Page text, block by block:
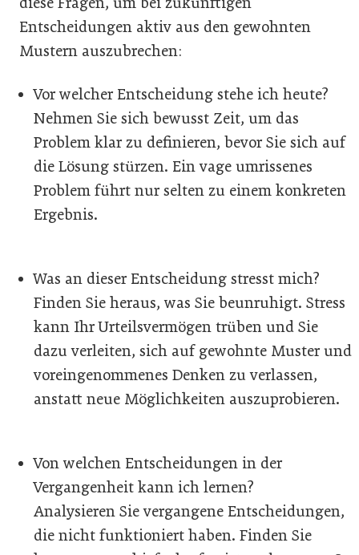
Entscheidungen aktiv aus den gewohnten
Mustern auszubrechen:
Vor welcher Entscheidung stehe ich heute?
Nehmen Sie sich bewusst Zeit, um das
Problem klar zu definieren, bevor Sie sich auf
die Lösung stürzen. Ein vage umrissenes
Problem führt nur selten zu einem konkreten
Ergebnis.
Was an dieser Entscheidung stresst mich?
Finden Sie heraus, was Sie beunruhigt. Stress
kann Ihr Urteilsvermögen trüben und Sie
dazu verleiten, sich auf gewohnte Muster und
voreingenommenes Denken zu verlassen,
anstatt neue Möglichkeiten auszuprobieren.
Von welchen Entscheidungen in der
Vergangenheit kann ich lernen?
Analysieren Sie vergangene Entscheidungen,
die nicht funktioniert haben. Finden Sie